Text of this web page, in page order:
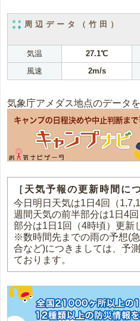
周辺データ（竹田）
気温 27.1℃
風速
2m/s
気象庁アメダス地点のデータ
［天気予報の更新時間に
今日明日天気は1日4回（
週間天気の前半部分は1日4
部分は1日1回（4時頃）更新
※数時間先までの雨の予想(
合など)につきましては、予
ております。